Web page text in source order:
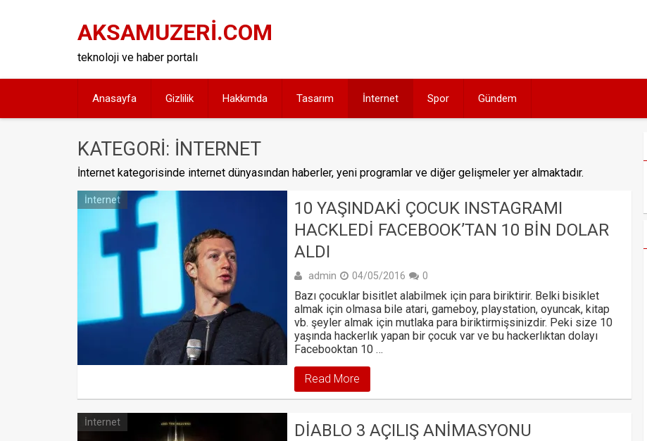
AKSAMUZERİ.COM
teknoloji ve haber portalı
Anasayfa Gizlilik Hakkımda Tasarım İnternet Spor Gündem
KATEGORI: İNTERNET
İnternet kategorisinde internet dünyasından haberler, yeni programlar ve diğer gelişmeler yer almaktadır.
İnternet
10 YAŞINDAKI ÇOCUK INSTAGRAMI
HACKLEDI FACEBOOK’TAN 10 BIN DOLAR
ALDI
admin 04/05/2016 0
Bazı çocuklar bisitlet alabilmek için para biriktirir. Belki bisiklet
almak için olmasa bile atari, gameboy, playstation, oyuncak, kitap
vb. şeyler almak için mutlaka para biriktirmişsinizdir. Peki size 10
yaşında hackerlık yapan bir çocuk var ve bu hackerlıktan dolayı
Facebooktan 10 …
Read More
İnternet
DIABLO 3 AÇILIŞ ANIMASYONU